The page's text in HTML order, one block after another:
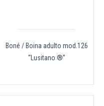
Boné / Boina adulto mod.126
“Lusitano ®”